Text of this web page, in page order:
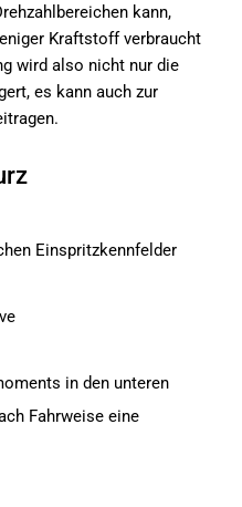
kann,
Kraftstoff verbraucht
wird also nicht nur die
es kann auch zur
Einspritzkennfelder
in den unteren
Fahrweise eine